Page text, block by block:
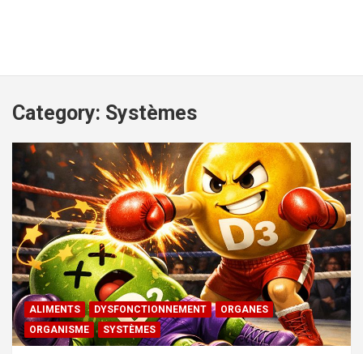
Category: Systèmes
ALIMENTS DYSFONCTIONNEMENT
ORGANES
ORGANISME
SYSTÈMES